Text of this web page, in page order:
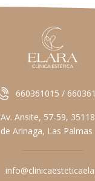
660361015 /
Av. Ansite, 57-59,
de Arinaga, Las Palmas